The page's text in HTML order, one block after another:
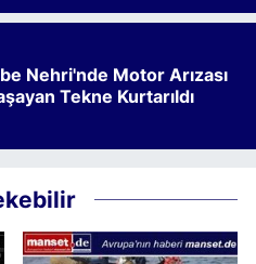
Nehri'nde Motor Arızası
Tekne Kurtarıldı